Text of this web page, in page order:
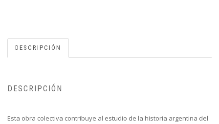
DESCRIPCIÓN
DESCRIPCIÓN
Esta obra colectiva contribuye al estudio de la historia argentina del